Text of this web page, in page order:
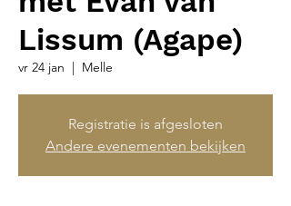
Lissum (Agape)
vr 24 jan
  |
Melle
Registratie is afgesloten
Andere evenementen bekijken